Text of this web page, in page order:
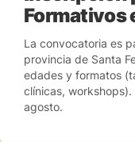
Formativos
La convocatoria es
provincia de Santa
edades y formatos
clínicas,
agosto.